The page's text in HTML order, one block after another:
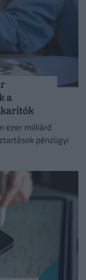
a
ezer milliárd
pénzügyi